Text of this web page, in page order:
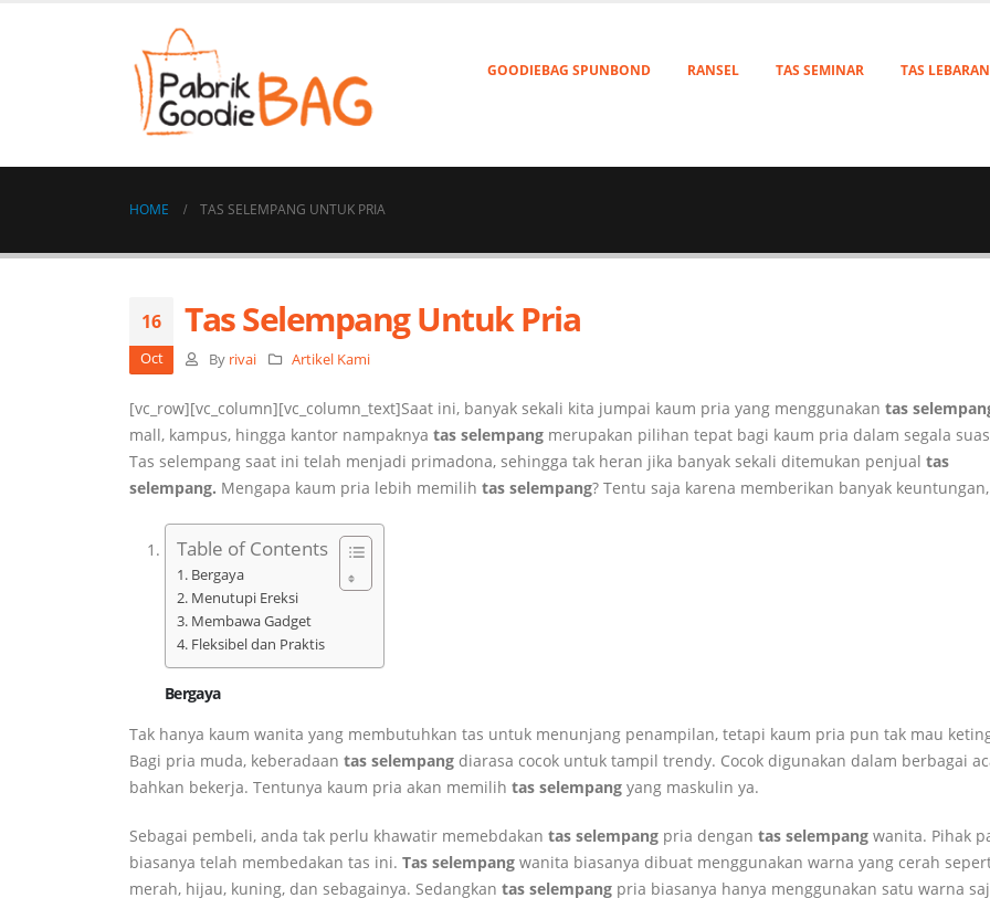
GOODIEBAG SPUNBOND RANSEL TAS SEMINAR TAS LEBARAN
HOME TAS SELEMPANG UNTUK PRIA
16
Oct
Tas Selempang Untuk Pria
By rivai Artikel Kami
[vc_row][vc_column][vc_column_text]Saat ini, banyak sekali kita jumpai kaum pria yang menggunakan tas
mall, kampus, hingga kantor nampaknya tas selempang merupakan pilihan tepat bagi kaum pria dalam segala
Tas selempang saat ini telah menjadi primadona, sehingga tak heran jika banyak sekali ditemukan penjual tas
selempang. Mengapa kaum pria lebih memilih tas selempang? Tentu saja karena memberikan banyak
Table of Contents
Bergaya
Menutupi Ereksi
Membawa Gadget
Fleksibel dan Praktis
Bergaya
Tak hanya kaum wanita yang membutuhkan tas untuk menunjang penampilan, tetapi kaum pria pun tak mau
Bagi pria muda, keberadaan tas selempang diarasa cocok untuk tampil trendy. Cocok digunakan dalam berbagai
bahkan bekerja. Tentunya kaum pria akan memilih tas selempang yang maskulin ya.
Sebagai pembeli, anda tak perlu khawatir memebdakan tas selempang pria dengan tas selempang wanita. Pihak
biasanya telah membedakan tas ini. Tas selempang wanita biasanya dibuat menggunakan warna yang cerah
merah, hijau, kuning, dan sebagainya. Sedangkan tas selempang pria biasanya hanya menggunakan satu warna